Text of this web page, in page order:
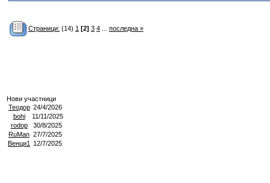
Страници: (14) 1 [2] 3 4... последна »
Нови участници
Теодор 24/4/2026
bohi
11/11/2025
rodop
30/8/2025
RuMan 27/7/2025
Венци1
12/7/2025